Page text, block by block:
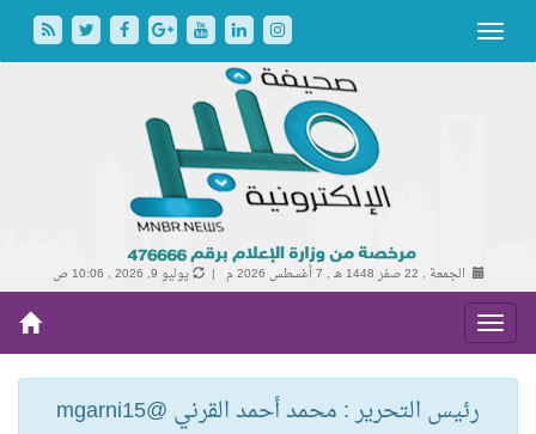
الجمعة , 22 صفر 1448 هـ , 7 أغسطس 2026 م | يوليو 9, 2026 , 10:06 ص
رئيس التحرير : محمد أحمد القرني @mgarni15